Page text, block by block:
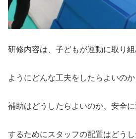
研修内容は、子どもが運動に取り
ようにどんな工夫をしたらよいのか
補助はどうしたらよいのか、安全
するためにスタッフの配置はどう